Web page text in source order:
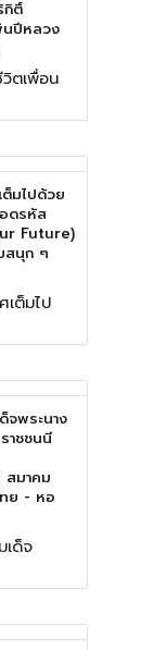
กิติ์
นปีหลวง
ตเพื่อน
มไปด้วย
ดรหัส
Future)
สนุก ๆ
เต็มไป
จพระนาง
าชชนนี
มาคม
ทย - หอ
เด็จ